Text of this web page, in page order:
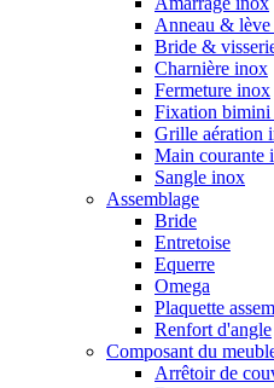
Anneau & lève
Bride &
Charnière inox
Fermeture inox
Fixation
Grille aération
Main courante
Sangle inox
Assemblage
Bride
Entretoise
Equerre
Omega
Plaquette
Renfort d'angle
Composant du
Arrêtoir de